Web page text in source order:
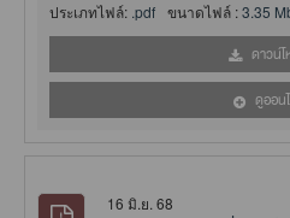
ประเภทไฟล์: .pdf ขนาดไฟล์ :3.35
ดาวน์
ดูออน
16 มิ.ย. 68